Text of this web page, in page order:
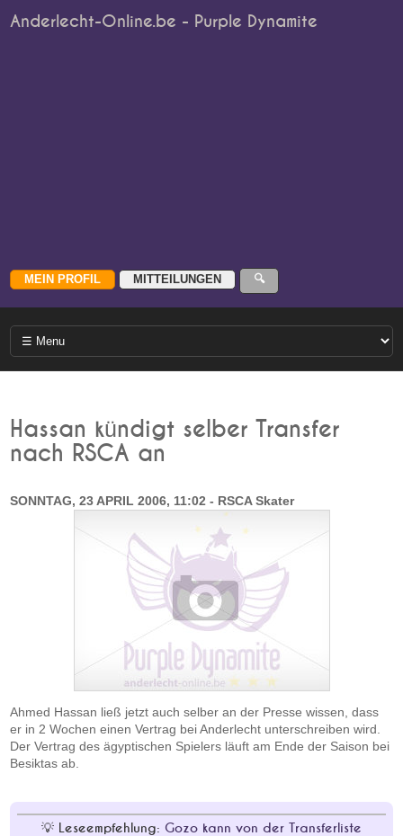
Anderlecht-Online.be - Purple Dynamite
Hassan kündigt selber Transfer
nach RSCA an
SONNTAG, 23 APRIL 2006, 11:02 - RSCA Skater
Ahmed Hassan ließ jetzt auch selber an der Presse wissen, dass
er in 2 Wochen einen Vertrag bei Anderlecht unterschreiben wird.
Der Vertrag des ägyptischen Spielers läuft am Ende der Saison bei
Besiktas ab.
Leseempfehlung: Gozo kann von der Transferliste